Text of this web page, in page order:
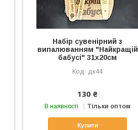
Набір сувенірний з
випалюванням "Найкращій
бабусі" 31х20см
дк44
130 ₴
В наявності Тільки оптом
Купити